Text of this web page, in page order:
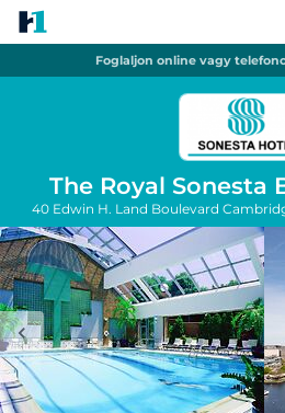
Foglaljon online vagy
The Royal Sonesta
40 Edwin H. Land Boulevard